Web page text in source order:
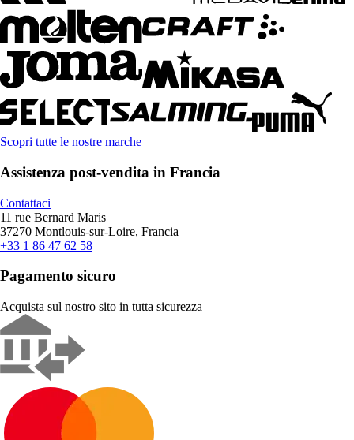
Scopri tutte le nostre marche
Assistenza post-vendita in Francia
Contattaci
11 rue Bernard Maris
37270 Montlouis-sur-Loire, Francia
+33 1 86 47 62 58
Pagamento sicuro
Acquista sul nostro sito in tutta sicurezza